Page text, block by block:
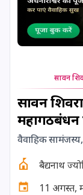
20 August,
24 August,
24 August,
24 August,
25 August,
25 August,
सावन
सावन
महागठबंधन
वैवाहिक
बैद्यनाथ
11 अगस्त,